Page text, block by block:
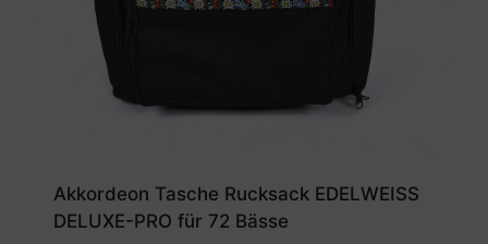
Akkordeon Tasche Rucksack EDELWEISS
DELUXE-PRO für 72 Bässe